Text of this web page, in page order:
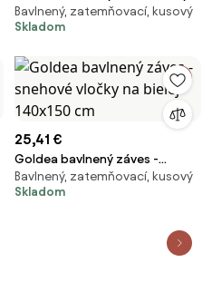
cikcak na sivom 140x150 cm
Bavlnený, zatemňovací, kusový
Skladom
25,41 €
Goldea bavlnený záves -
snehové vločky na bielej
140x150 cm
Bavlnený, zatemňovací, kusový
Skladom